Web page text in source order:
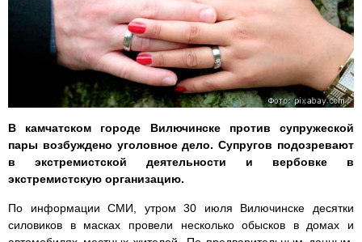
В камчатском городе Вилючинске против супружеской
пары возбуждено уголовное дело. Супругов подозревают
в экстремистской деятельности и вербовке в
экстремистскую организацию.
По информации СМИ, утром 30 июля Вилючинске десятки
силовиков в масках провели несколько обысков в домах и